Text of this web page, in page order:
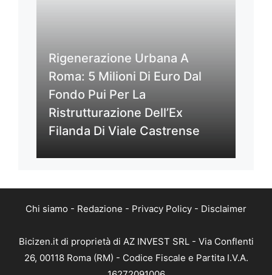
Rigenerazione Urbana A
Roma: 5 Milioni Di Euro Dal
Fondo Pui Per La
Ristrutturazione Dell’Ex
Filanda Di Viale Castrense
Chi siamo - Redazione - Privacy Policy - Disclaimer
Bicizen.it di proprietà di AZ INVEST SRL - Via Conflenti
26, 00118 Roma (RM) - Codice Fiscale e Partita I.V.A.